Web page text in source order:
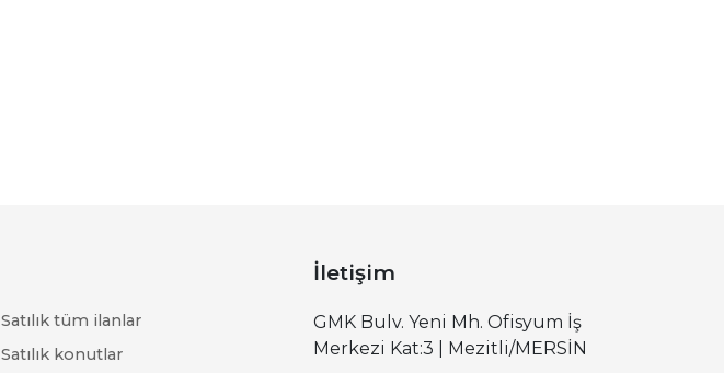
Satılık tüm ilanlar
Satılık konutlar
İletişim
GMK Bulv. Yeni Mh. Ofisyum İş
Merkezi Kat:3 | Mezitli/MERSİN